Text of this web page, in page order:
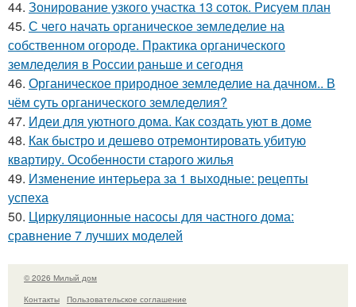
44. Зонирование узкого участка 13 соток. Рисуем план
45. С чего начать органическое земледелие на
собственном огороде. Практика органического
земледелия в России раньше и сегодня
46. Органическое природное земледелие на дачном.. В
чём суть органического земледелия?
47. Идеи для уютного дома. Как создать уют в доме
48. Как быстро и дешево отремонтировать убитую
квартиру. Особенности старого жилья
49. Изменение интерьера за 1 выходные: рецепты
успеха
50. Циркуляционные насосы для частного дома:
сравнение 7 лучших моделей
© 2026 Милый дом
Контакты
Пользовательское соглашение